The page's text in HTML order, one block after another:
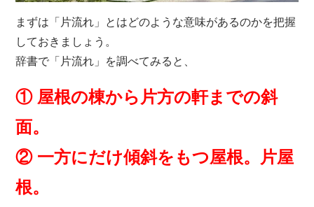
まずは「片流れ」とはどのような意味があるのかを把握
しておきましょう。
辞書で「片流れ」を調べてみると、
① 屋根の棟から片方の軒までの斜
面。
② 一方にだけ傾斜をもつ屋根。片屋
根。